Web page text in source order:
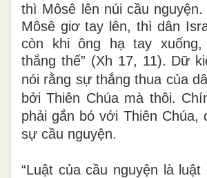
thì Môsê lên núi cầu nguyện.
Môsê giơ tay lên, thì dân
còn khi ông hạ tay xuống,
thắng thế” (Xh 17, 11). Dữ
nói rằng sự thắng thua của
bởi Thiên Chúa mà thôi.
phải gắn bó với Thiên Chúa,
sự cầu nguyện.
“Luật của cầu nguyện là luật